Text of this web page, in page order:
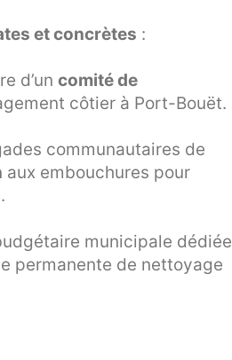
et concrètes :
d’un comité de
côtier à Port-Bouët.
communautaires de
aux embouchures pour
municipale dédiée
permanente de nettoyage